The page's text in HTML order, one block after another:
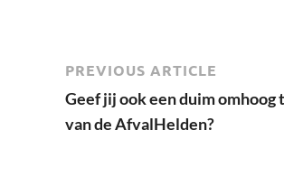
PREVIOUS ARTICLE
Geef jij ook een duim omhoog
van de AfvalHelden?